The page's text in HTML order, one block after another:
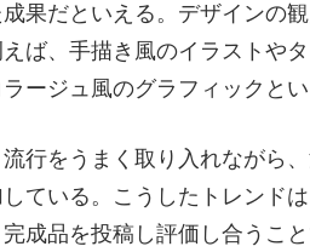
果だといえる。デザインの
ば、手描き風のイラストや
ージュ風のグラフィックと
行をうまく取り入れながら
ている。こうしたトレンド
成品を投稿し評価し合うこ